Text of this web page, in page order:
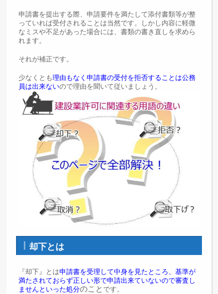
申請書を提出する際、申請要件を満たして添付書類等が整
っていれば受付されることは当然です。しかし内容に軽微
なミスや不足があった場合には、書類の書き直しを求めら
れます。
それが補正です。
少なくとも理由もなく申請書の受付を拒否することは公務
員は出来ないので理由を聞いて従いましょう。
却下とは
『却下』とは申請書を受理して中身を見たところ、基準が
満たされておらず正しい形で申請出来ていないので審査し
ませんといった処分のこと です。